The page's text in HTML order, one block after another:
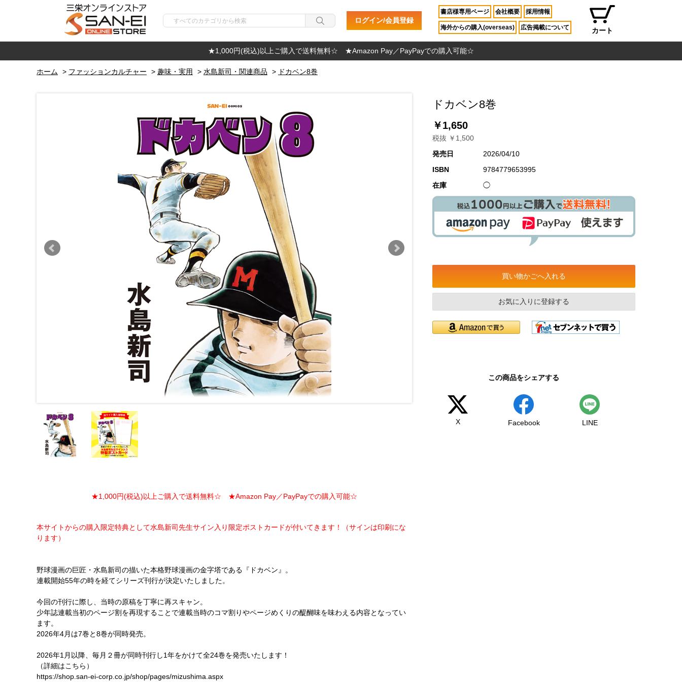
ログイン/会員登録
書店様専用ページ 会社概要 採用情報
海外からの購入(overseas) 広告掲載について カート
★1,000円(税込)以上ご購入で送料無料☆ ★Amazon Pay／PayPayでの購入可能☆
ホーム > ファッションカルチャー > 趣味・実用 > 水島新司・関連商品 > ドカベン8巻
★1,000円(税込)以上ご購入で送料無料☆ ★Amazon Pay／PayPayでの購入可能☆
本サイトからの購入限定特典として水島新司先生サイン入り限定ポストカードが付いてきます！（サインは印刷にな
ります）
野球漫画の巨匠・水島新司の描いた本格野球漫画の金字塔である『ドカベン』。
連載開始55年の時を経てシリーズ刊行が決定いたしました。
今回の刊行に際し、当時の原稿を丁寧に再スキャン。
少年誌連載当初のページ割を再現することで連載当時のコマ割りやページめくりの醍醐味を味わえる内容となってい
ます。
2026年4月は7巻と8巻が同時発売。
2026年1月以降、毎月２冊が同時刊行し1年をかけて全24巻を発売いたします！
（詳細はこちら）
https://shop.san-ei-corp.co.jp/shop/pages/mizushima.aspx
ドカベン8巻
￥1,650
税抜 ￥1,500
発売日
2026/04/10
ISBN
9784779653995
在庫
◯
買い物かごへ入れる
お気に入りに登録する
この商品をシェアする
X Facebook LINE